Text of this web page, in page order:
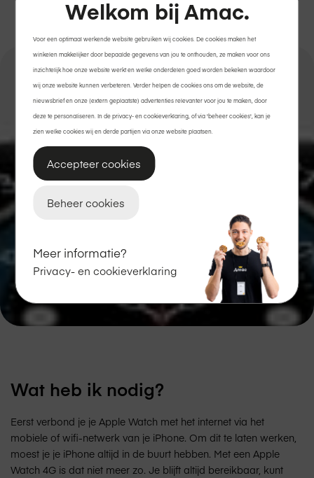
Wat heb ik nodig?
Eerst verbond je je Apple Watch met het internet via het
mobiele of wifi-netwerk van je iPhone. Om dit te laten werken,
moest je je iPhone altijd in de buurt hebben. Met een Apple
Watch 4G is dat niet meer zo. Je blijft altijd bereikbaar, kunt
Welkom bij Amac.
Voor een optimaal werkende website gebruiken wij cookies. De cookies maken het
winkelen makkelijker door bepaalde gegevens van jou te onthouden, ze maken voor ons
inzichtelijk hoe onze website werkt en welke onderdelen goed worden bekeken waardoor
wij onze website kunnen verbeteren. Verder helpen de cookies ons om de website, de
nieuwsbrief en onze (extern geplaatste) advertenties relevanter voor jou te maken, door
deze te personaliseren. In de privacy- en cookieverklaring, of via 'beheer cookies', kan je
zien welke cookies wij en derde partijen via onze website plaatsen.
Accepteer cookies
Beheer cookies
Meer informatie?
Privacy- en cookieverklaring